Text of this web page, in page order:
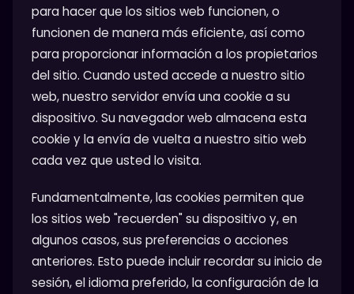
para hacer que los sitios web funcionen, o
funcionen de manera más eficiente, así como
para proporcionar información a los propietarios
del sitio. Cuando usted accede a nuestro sitio
web, nuestro servidor envía una cookie a su
dispositivo. Su navegador web almacena esta
cookie y la envía de vuelta a nuestro sitio web
cada vez que usted lo visita.
Fundamentalmente, las cookies permiten que
los sitios web "recuerden" su dispositivo y, en
algunos casos, sus preferencias o acciones
anteriores. Esto puede incluir recordar su inicio de
sesión, el idioma preferido, la configuración de la